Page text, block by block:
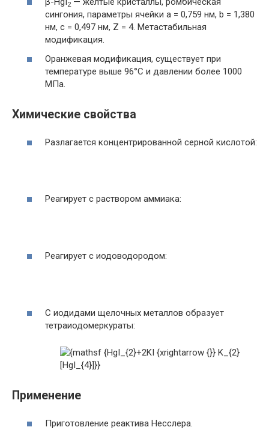
2
сингония, параметры ячейки a = 0,759 нм, b = 1,380
нм, c = 0,497 нм, Z = 4. Метастабильная
модификация.
Оранжевая модификация, существует при
температуре выше 96°С и давлении более 1000
МПа.
Химические свойства
Разлагается концентрированной серной кислотой:
Реагирует с раствором аммиака:
Реагирует с иодоводородом:
С иодидами щелочных металлов образует
тетраиодомеркураты:
Применение
Приготовление реактива Несслера.